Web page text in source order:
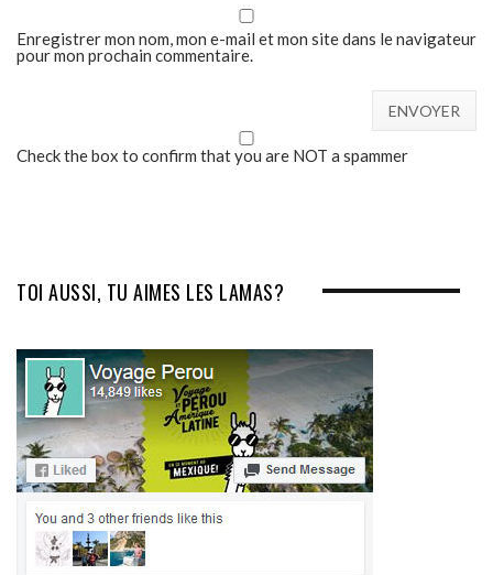
Enregistrer mon nom, mon e-mail et mon site dans le navigateur
pour mon prochain commentaire.
Check the box to confirm that you are NOT a spammer
TOI AUSSI, TU AIMES LES LAMAS?